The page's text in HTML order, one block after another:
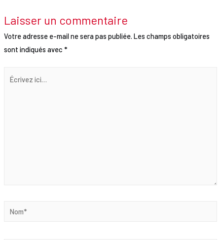
Laisser un commentaire
Votre adresse e-mail ne sera pas publiée. Les champs obligatoires
sont indiqués avec *
Nom*